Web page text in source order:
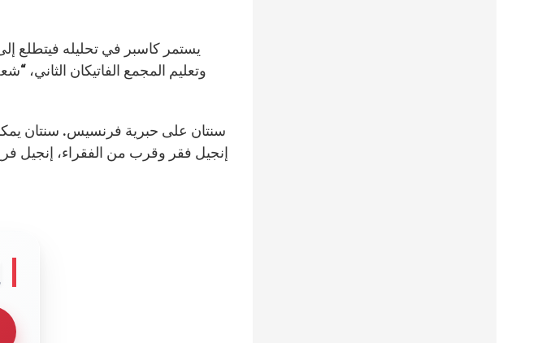
يستمر كاسبر في تحليله
وتعليم المجمع الفاتيكان الثاني،
سنتان على حبرية فرنسيس. سنتان
إنجيل فقر وقرب من الفقراء، إنجيل